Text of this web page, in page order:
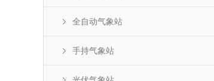
全自动气象站
手持气象站